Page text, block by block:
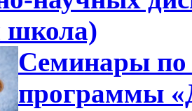
школа)
Семинары по
программы